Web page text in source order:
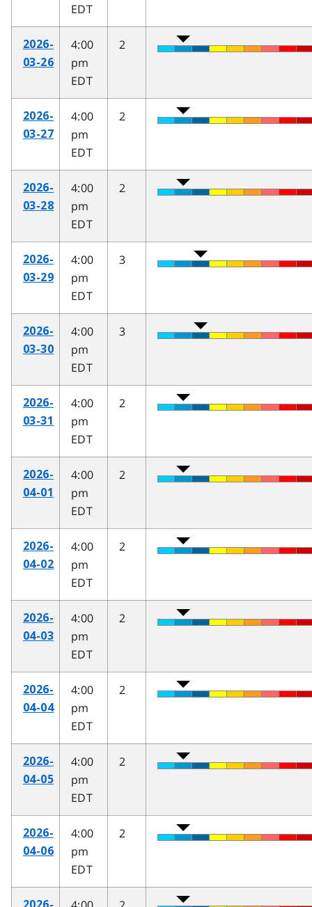
EDT
2026-
03-26
4:00
pm
EDT
2
2026-
03-27
4:00
pm
EDT
2
2026-
03-28
4:00
pm
EDT
2
2026-
03-29
4:00
pm
EDT
3
2026-
03-30
4:00
pm
EDT
3
2026-
03-31
4:00
pm
EDT
2
2026-
04-01
4:00
pm
EDT
2
2026-
04-02
4:00
pm
EDT
2
2026-
04-03
4:00
pm
EDT
2
2026-
04-04
4:00
pm
EDT
2
2026-
04-05
4:00
pm
EDT
2
2026-
04-06
4:00
pm
EDT
2